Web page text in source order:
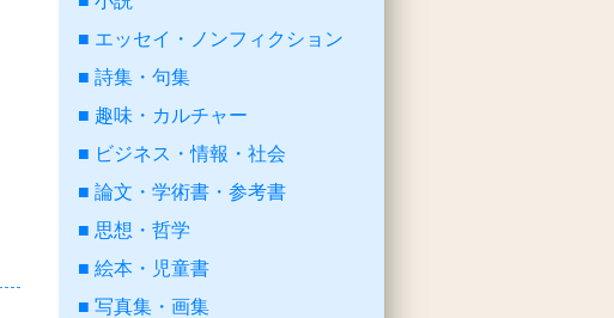
エッセイ・ノンフィクション
詩集・句集
趣味・カルチャー
ビジネス・情報・社会
論文・学術書・参考書
思想・哲学
絵本・児童書
写真集・画集